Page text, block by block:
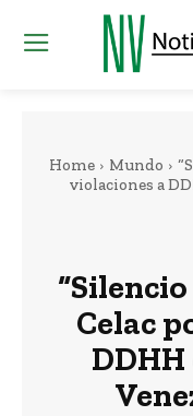
Home Mundo
violaciones a
Celac